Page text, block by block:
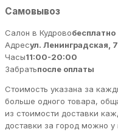
Самовывоз
Салон в Кудровобесплатно
Адресул. Ленинградская, 7
Часы11:00-20:00
Забратьпосле оплаты
Стоимость указана за
больше одного товара,
из стоимости доставки
доставки за город можно